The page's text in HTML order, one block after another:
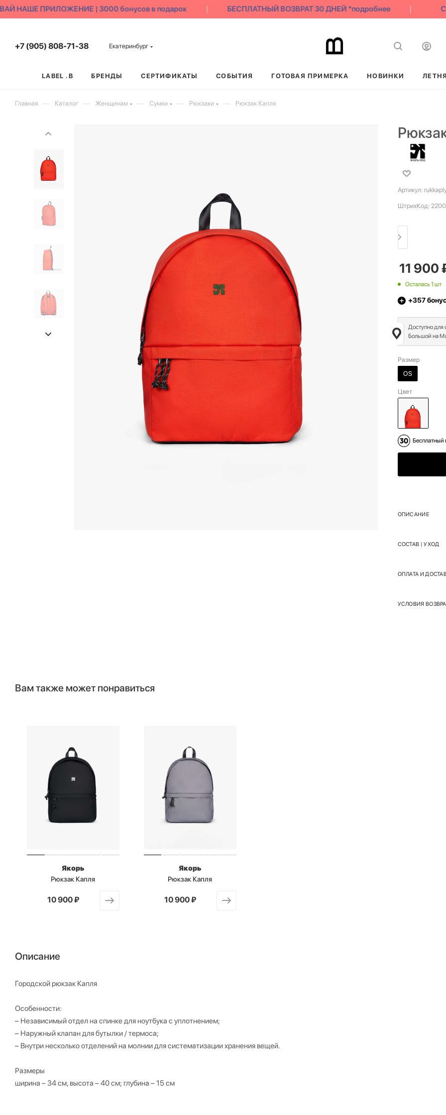
НАШЕ ПРИЛОЖЕНИЕ | 3000 бонусов в подарок БЕСПЛАТНЫЙ ВОЗВРАТ 30 ДНЕЙ *подробнее
+7 (905) 808-71-38 Екатеринбург
LABEL .B БРЕНДЫ СЕРТИФИКАТЫ СОБЫТИЯ ГОТОВАЯ ПРИМЕРКА НОВИНКИ
Главная — Каталог — Женщинам — Сумки — Рюкзаки — Рюкзак Капля
Артикул:
ШтрихКод:
11 900
Осталась 1 шт
+357
Доступно для
Большой на
Размер
OS
Цвет
Бесплатный
ОПИСАНИЕ
СОСТАВ | УХОД
ОПЛАТА И
УСЛОВИЯ
Вам также может понравиться
Якорь
Рюкзак Капля
от10 900 ₽
Якорь
Рюкзак Капля
от10 900 ₽
Описание
Городской рюкзак Капля
Особенности:
– Независимый отдел на спинке для ноутбука с уплотнением;
– Наружный клапан для бутылки / термоса;
– Внутри несколько отделений на молнии для систематизации хранения вещей.
Размеры
ширина – 34 см, высота – 40 см; глубина – 15 см